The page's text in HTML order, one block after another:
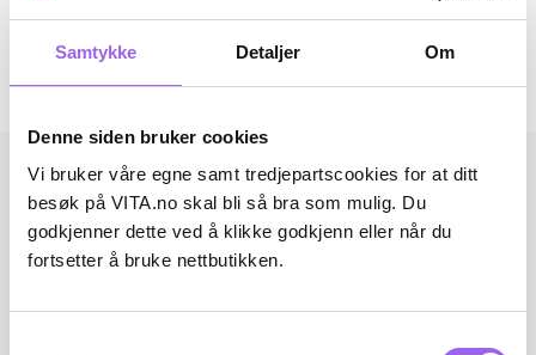
Samtykke Detaljer Om
Denne siden bruker cookies
Vi bruker våre egne samt tredjepartscookies for at ditt
besøk på VITA.no skal bli så bra som mulig. Du
godkjenner dette ved å klikke godkjenn eller når du
fortsetter å bruke nettbutikken.
Omtaler
Andre har også kjøpt..